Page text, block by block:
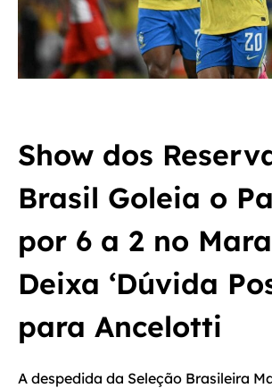
Show dos
Brasil Goleia o
por 6 a 2 no
Deixa ‘Dúvida
para Ancelotti
A despedida da Seleção Brasileira